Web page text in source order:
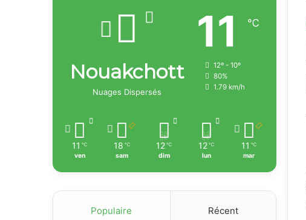
Nouakchott
Nuages Dispersés
11 ℃
12º - 10º
80%
1.79 km/h
11 ℃
ven
18 ℃
sam
12 ℃
dim
12 ℃
lun
11 ℃
mar
Populaire Récent